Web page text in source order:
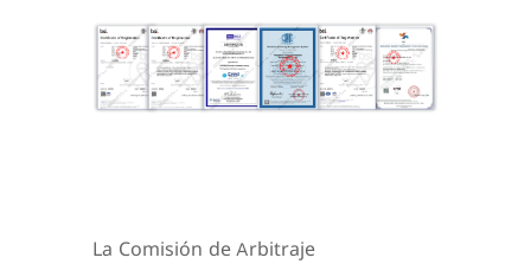
La Comisión de Arbitraje